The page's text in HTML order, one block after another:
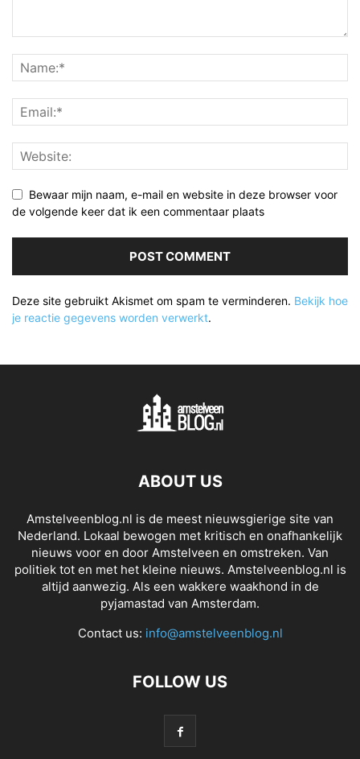
Bewaar mijn naam, e-mail en website in deze browser voor
de volgende keer dat ik een commentaar plaats
Deze site gebruikt Akismet om spam te verminderen. Bekijk hoe
je reactie gegevens worden verwerkt.
ABOUT US
Amstelveenblog.nl is de meest nieuwsgierige site van
Nederland. Lokaal bewogen met kritisch en onafhankelijk
nieuws voor en door Amstelveen en omstreken. Van
politiek tot en met het kleine nieuws. Amstelveenblog.nl is
altijd aanwezig. Als een wakkere waakhond in de
pyjamastad van Amsterdam.
Contact us: info@amstelveenblog.nl
FOLLOW US